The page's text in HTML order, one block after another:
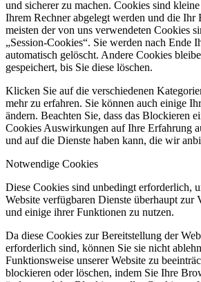
und sicherer zu machen. Cookies sind
Ihrem Rechner abgelegt werden und die Ihr
meisten der von uns verwendeten Cookies
„Session-Cookies“. Sie werden nach Ende
automatisch gelöscht. Andere Cookies
gespeichert, bis Sie diese löschen.
Klicken Sie auf die verschiedenen
mehr zu erfahren. Sie können auch einige
ändern. Beachten Sie, dass das Blockieren
Cookies Auswirkungen auf Ihre Erfahrung
und auf die Dienste haben kann, die wir
Notwendige Cookies
Diese Cookies sind unbedingt erforderlich,
Website verfügbaren Dienste überhaupt zur
und einige ihrer Funktionen zu nutzen.
Da diese Cookies zur Bereitstellung der
erforderlich sind, können Sie sie nicht
Funktionsweise unserer Website zu
blockieren oder löschen, indem Sie Ihre